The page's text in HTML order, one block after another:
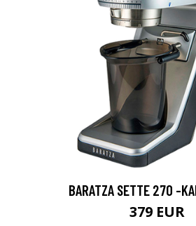
BARATZA SETTE 270 -
379 EUR